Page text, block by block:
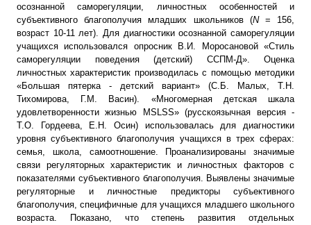
осознанной саморегуляции, личностных особенностей и
субъективного благополучия младших школьников (N
= 156,
возраст 10-11 лет). Для диагностики осознанной саморегуляции
учащихся использовался опросник В.И. Моросановой «Стиль
саморегуляции поведения (детский) ССПМ-Д». Оценка
личностных характеристик производилась с помощью методики
«Большая пятерка - детский вариант» (С.Б. Малых, Т.Н.
Тихомирова, Г.М. Васин). «Многомерная детская шкала
удовлетворенности жизнью
MSLSS»(русскоязычная версия -
Т.О. Гордеева, Е.Н. Осин) использовалась для диагностики
уровня субъективного благополучия учащихся в трех сферах:
семья, школа, самоотношение. Проанализированы значимые
связи регуляторных характеристик и личностных факторов с
показателями субъективного благополучия. Выявлены значимые
регуляторные и личностные предикторы субъективного
благополучия, специфичные для учащихся младшего школьного
возраста. Показано, что степень развития отдельных